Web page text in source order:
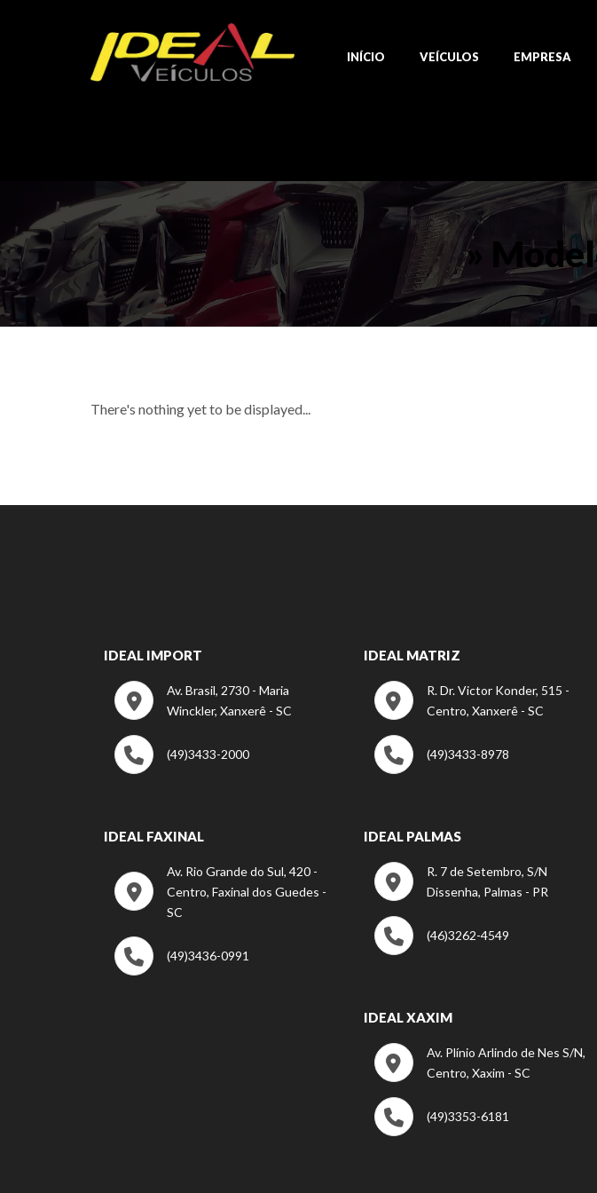
INÍCIO VEÍCULOS EMPRESA
»
There's nothing yet to be displayed...
IDEAL IMPORT
Av. Brasil, 2730 - Maria
Winckler, Xanxerê - SC
(49)3433-2000
IDEAL MATRIZ
R. Dr. Victor Konder, 515 -
Centro, Xanxerê - SC
(49)3433-8978
IDEAL FAXINAL
Av. Rio Grande do Sul, 420 -
Centro, Faxinal dos Guedes -
SC
(49)3436-0991
IDEAL PALMAS
R. 7 de Setembro, S/N
Dissenha, Palmas - PR
(46)3262-4549
IDEAL XAXIM
Av. Plínio Arlindo de Nes S/N,
Centro, Xaxim - SC
(49)3353-6181